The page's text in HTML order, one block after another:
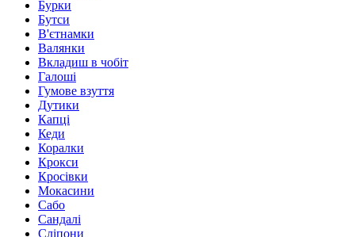
Бурки
Бутси
В'єтнамки
Валянки
Вкладиш в чобіт
Галоші
Гумове взуття
Дутики
Капці
Кеди
Коралки
Крокси
Кросівки
Мокасини
Сабо
Сандалі
Сліпони